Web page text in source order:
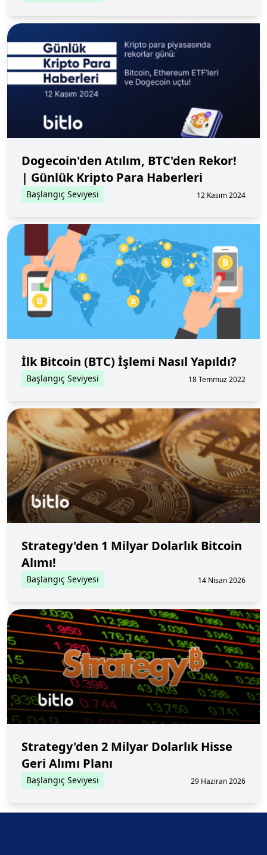
Dogecoin'den Atılım, BTC'den Rekor!
| Günlük Kripto Para Haberleri
Başlangıç Seviyesi 12 Kasım 2024
İlk Bitcoin (BTC) İşlemi Nasıl Yapıldı?
Başlangıç Seviyesi 18 Temmuz 2022
Strategy'den 1 Milyar Dolarlık Bitcoin
Alımı!
Başlangıç Seviyesi 14 Nisan 2026
Strategy'den 2 Milyar Dolarlık Hisse
Geri Alımı Planı
Başlangıç Seviyesi 29 Haziran 2026